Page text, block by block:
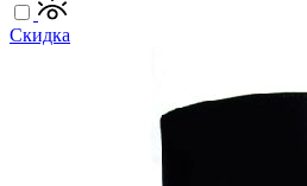
Скидка